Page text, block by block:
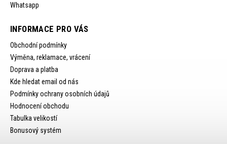
Whatsapp
INFORMACE PRO VÁS
Obchodní podmínky
Výměna, reklamace, vrácení
Doprava a platba
Kde hledat email od nás
Podmínky ochrany osobních údajů
Hodnocení obchodu
Tabulka velikostí
Bonusový systém